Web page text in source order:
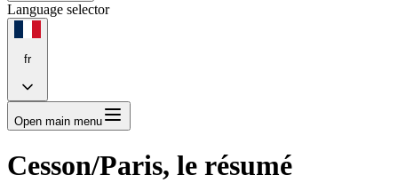
Language selector
fr
Open main menu
Cesson/Paris, le résumé